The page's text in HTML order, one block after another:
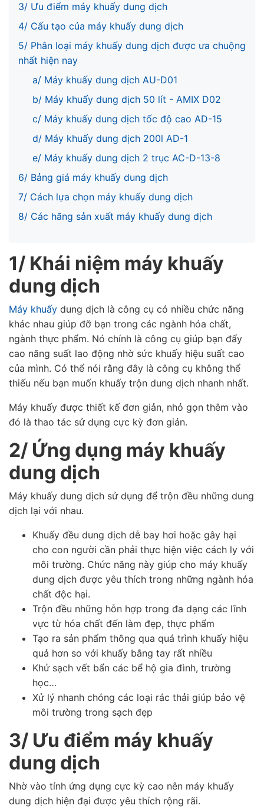
3/ Ưu điểm máy khuấy dung dịch
4/ Cấu tạo của máy khuấy dung dịch
5/ Phân loại máy khuấy dung dịch được ưa chuộng
nhất hiện nay
a/ Máy khuấy dung dịch AU-D01
b/ Máy khuấy dung dịch 50 lít - AMIX D02
c/ Máy khuấy dung dịch tốc độ cao AD-15
d/ Máy khuấy dung dịch 200l AD-1
e/ Máy khuấy dung dịch 2 trục AC-D-13-8
6/ Bảng giá máy khuấy dung dịch
7/ Cách lựa chọn máy khuấy dung dịch
8/ Các hãng sản xuất máy khuấy dung dịch
1/ Khái niệm máy khuấy
dung dịch
Máy khuấy dung dịch là công cụ có nhiều chức năng
khác nhau giúp đỡ bạn trong các ngành hóa chất,
ngành thực phẩm. Nó chính là công cụ giúp bạn đẩy
cao năng suất lao động nhờ sức khuấy hiệu suất cao
của mình. Có thể nói rằng đây là công cụ không thể
thiếu nếu bạn muốn khuấy trộn dung dịch nhanh nhất.
Máy khuấy được thiết kế đơn giản, nhỏ gọn thêm vào
đó là thao tác sử dụng cực kỳ đơn giản.
2/ Ứng dụng máy khuấy
dung dịch
Máy khuấy dung dịch sử dụng để trộn đều những dung
dịch lại với nhau.
Khuấy đều dung dịch dễ bay hơi hoặc gây hại
cho con người cần phải thực hiện việc cách ly với
môi trường. Chức năng này giúp cho máy khuấy
dung dịch được yêu thích trong những ngành hóa
chất độc hại.
Trộn đều những hỗn hợp trong đa dạng các lĩnh
vực từ hóa chất đến làm đẹp, thực phẩm
Tạo ra sản phẩm thông qua quá trình khuấy hiệu
quả hơn so với khuấy bằng tay rất nhiều
Khử sạch vết bẩn các bể hộ gia đình, trường
học…
Xử lý nhanh chóng các loại rác thải giúp bảo vệ
môi trường trong sạch đẹp
3/ Ưu điểm máy khuấy
dung dịch
Nhờ vào tính ứng dụng cực kỳ cao nên máy khuấy
dung dịch hiện đại được yêu thích rộng rãi.